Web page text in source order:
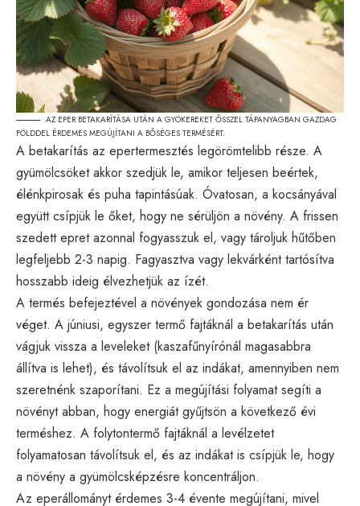
AZ EPER BETAKARÍTÁSA UTÁN A GYÖKEREKET ŐSSZEL TÁPANYAGBAN GAZDAG
FÖLDDEL ÉRDEMES MEGÚJÍTANI A BŐSÉGES TERMÉSÉRT.
A betakarítás az epertermesztés legörömtelibb része. A
gyümölcsöket akkor szedjük le, amikor teljesen beértek,
élénkpirosak és puha tapintásúak. Óvatosan, a kocsányával
együtt csípjük le őket, hogy ne sérüljön a növény. A frissen
szedett epret azonnal fogyasszuk el, vagy tároljuk hűtőben
legfeljebb 2-3 napig. Fagyasztva vagy lekvárként tartósítva
hosszabb ideig élvezhetjük az ízét.
A termés befejeztével a növények gondozása nem ér
véget. A júniusi, egyszer termő fajtáknál a betakarítás után
vágjuk vissza a leveleket (kaszafűnyírónál magasabbra
állítva is lehet), és távolítsuk el az indákat, amennyiben nem
szeretnénk szaporítani. Ez a megújítási folyamat segíti a
növényt abban, hogy energiát gyűjtsön a következő évi
terméshez. A folytontermő fajtáknál a levélzetet
folyamatosan távolítsuk el, és az indákat is csípjük le, hogy
a növény a gyümölcsképzésre koncentráljon.
Az eperállományt érdemes 3-4 évente megújítani, mivel